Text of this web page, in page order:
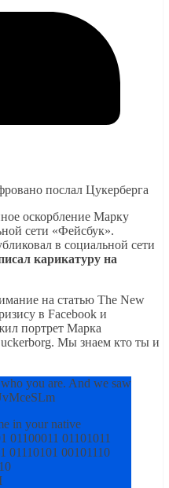
оскорбление Марку
сети «Фейсбук».
в социальной сети
карикатуру на
на статью The New
в Facebook и
портрет Марка
Мы знаем кто ты и
you are. And we saw
in your native
01100011 01101011
01110101 00101110